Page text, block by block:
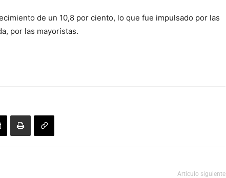
de un 10,8 por ciento, lo que fue impulsado por las
por las mayoristas.
Artículo siguiente